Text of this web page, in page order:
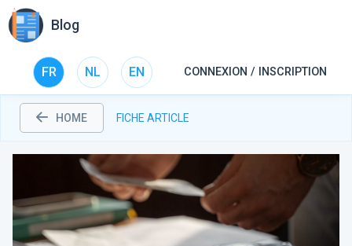
Blog
FR NL EN CONNEXION / INSCRIPTION
HOME FICHE ARTICLE